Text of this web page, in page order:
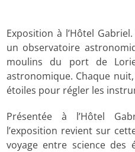
Exposition à l’Hôtel
un observatoire
moulins du port de
astronomique. Chaque
étoiles pour régler les
Présentée à l’Hôtel
l’exposition revient sur
voyage entre science des